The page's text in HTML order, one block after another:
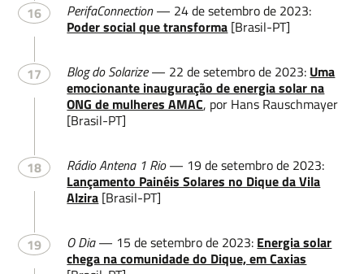
16 PerifaConnection— 24 de setembro de 2023:
Poder social que transforma [Brasil-PT]
17 Blog do Solarize— 22 de setembro de 2023: Uma
emocionante inauguração de energia solar na
ONG de mulheres AMAC, por Hans Rauschmayer
[Brasil-PT]
18 Rádio Antena 1 Rio— 19 de setembro de 2023:
Lançamento Painéis Solares no Dique da Vila
Alzira [Brasil-PT]
19 O Dia— 15 de setembro de 2023: Energia solar
chega na comunidade do Dique, em Caxias